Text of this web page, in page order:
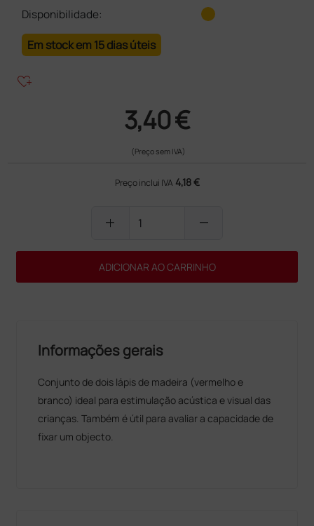
Disponibilidade:
Em stock em 15 dias úteis
heart_plus
3,40 €
(Preço sem IVA)
Preço inclui IVA 4,18 €
add remove
ADICIONAR AO CARRINHO
Informações gerais
Conjunto de dois lápis de madeira (vermelho e
branco) ideal para estimulação acústica e visual das
crianças. Também é útil para avaliar a capacidade de
fixar um objecto.